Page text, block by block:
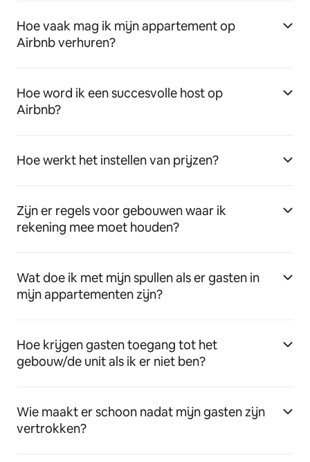
Hoe vaak mag ik mijn appartement op
Airbnb verhuren?
Hoe word ik een succesvolle host op
Airbnb?
Hoe werkt het instellen van prijzen?
Zijn er regels voor gebouwen waar ik
rekening mee moet houden?
Wat doe ik met mijn spullen als er gasten in
mijn appartementen zijn?
Hoe krijgen gasten toegang tot het
gebouw/de unit als ik er niet ben?
Wie maakt er schoon nadat mijn gasten zijn
vertrokken?